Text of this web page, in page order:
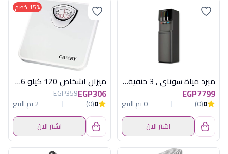
مبرد مياة سوناي , 3 حنفية , قارورة داخلية , اسود , MAR-2270D
EGP7799
0
(0)
0 تم البيع
اشترِ الآن
15% خصم
ميزان اشخاص 120 كيلو 9016
EGP306
EGP359
0
(0)
2 تم البيع
اشترِ الآن